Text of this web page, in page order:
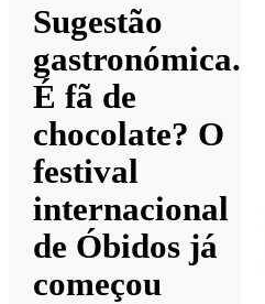
Sugestão
gastronómica.
É fã de
chocolate? O
festival
internacional
de Óbidos já
começou